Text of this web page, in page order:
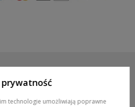
technologie umożliwiają poprawne